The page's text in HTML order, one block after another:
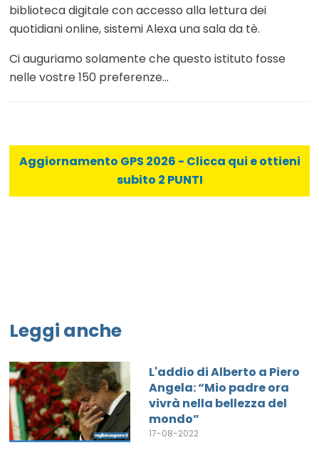
biblioteca digitale con accesso alla lettura dei
quotidiani online, sistemi Alexa una sala da tè.
Ci auguriamo solamente che questo istituto fosse
nelle vostre 150 preferenze...
Aggiornamento GPS 2026 - Clicca qui e ottieni
subito 2 PUNTI
Leggi anche
L'addio di Alberto a Piero
Angela: “Mio padre ora
vivrà nella bellezza del
mondo”
17-08-2022